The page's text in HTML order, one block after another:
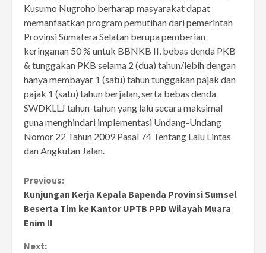
Kusumo Nugroho berharap masyarakat dapat
memanfaatkan program pemutihan dari pemerintah
Provinsi Sumatera Selatan berupa pemberian
keringanan 50 % untuk BBNKB II, bebas denda PKB
& tunggakan PKB selama 2 (dua) tahun/lebih dengan
hanya membayar 1 (satu) tahun tunggakan pajak dan
pajak 1 (satu) tahun berjalan, serta bebas denda
SWDKLLJ tahun-tahun yang lalu secara maksimal
guna menghindari implementasi Undang-Undang
Nomor 22 Tahun 2009 Pasal 74 Tentang Lalu Lintas
dan Angkutan Jalan.
Continue
Reading
Previous:
Kunjungan Kerja Kepala Bapenda Provinsi Sumsel
Beserta Tim ke Kantor UPTB PPD Wilayah Muara
Enim II
Next: